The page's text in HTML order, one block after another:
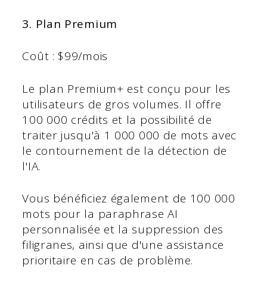
3. Plan Premium
Coût : $99/mois
Le plan Premium+ est conçu pour les
utilisateurs de gros volumes. Il offre
100 000 crédits et la possibilité de
traiter jusqu'à 1 000 000 de mots avec
le contournement de la détection de
l'IA.
Vous bénéficiez également de 100 000
mots pour la paraphrase AI
personnalisée et la suppression des
filigranes, ainsi que d'une assistance
prioritaire en cas de problème.